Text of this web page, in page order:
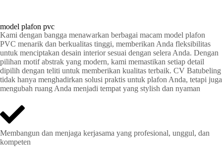
model plafon pvc
Kami dengan bangga menawarkan berbagai macam model plafon
PVC menarik dan berkualitas tinggi, memberikan Anda fleksibilitas
untuk menciptakan desain interior sesuai dengan selera Anda. Dengan
pilihan motif abstrak yang modern, kami memastikan setiap detail
dipilih dengan teliti untuk memberikan kualitas terbaik. CV Batubeling
tidak hanya menghadirkan solusi praktis untuk plafon Anda, tetapi juga
mengubah ruang Anda menjadi tempat yang stylish dan nyaman
Membangun dan menjaga kerjasama yang profesional, unggul, dan
kompeten